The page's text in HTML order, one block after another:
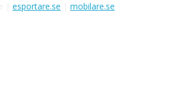
esportare.se mobilare.se